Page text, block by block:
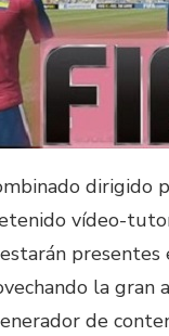
dirigido
vídeo-
presentes
la gran
de